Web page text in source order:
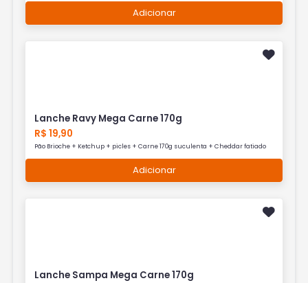
Adicionar
Lanche Ravy Mega Carne 170g
R$ 19,90
Pão Brioche + Ketchup + picles + Carne 170g suculenta + Cheddar fatiado
Adicionar
Lanche Sampa Mega Carne 170g